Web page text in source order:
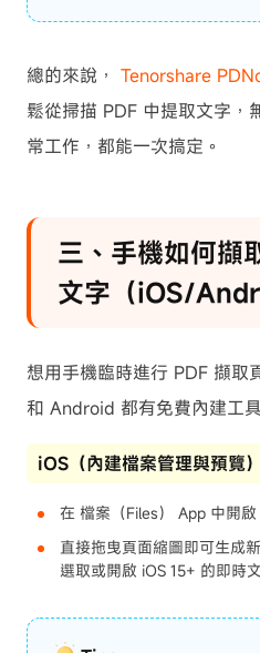
總的來說， Tenorshare
鬆從掃描 PDF 中提取文字，
常工作，都能一次搞定。
三、手機如何擷
文字（iOS/
想用手機臨時進行 PDF 擷取
和 Android 都有免費內建工
iOS（內建檔案管理與預覽）
在 檔案（Files） App 中開啟
直接拖曳頁面縮圖即可生成
選取或開啟 iOS 15+ 的即時